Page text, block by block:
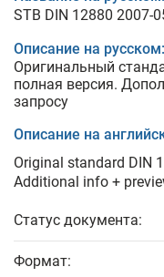
STB DIN 12880 2007-
Описание на русском:
Оригинальный
полная версия.
запросу
Описание на
Original standard DIN
Additional info +
Статус документа:
Формат: